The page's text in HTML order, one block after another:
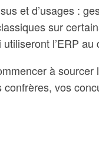
et d’usages :
sur
l’ERP
à
vos